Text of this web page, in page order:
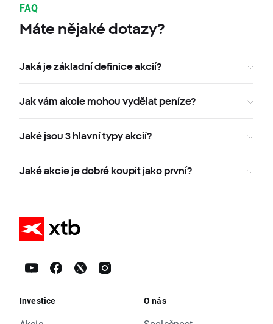
FAQ
Máte nějaké dotazy?
Jaká je základní definice akcií?
Jak vám akcie mohou vydělat peníze?
Jaké jsou 3 hlavní typy akcií?
Jaké akcie je dobré koupit jako první?
Investice O nás